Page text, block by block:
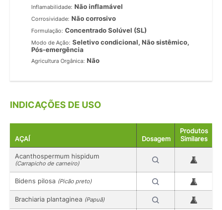
Inflamabilidade: Não inflamável
Corrosividade: Não corrosivo
Formulação: Concentrado Solúvel (SL)
Modo de Ação: Seletivo condicional, Não sistêmico,
Pós-emergência
Agricultura Orgânica: Não
INDICAÇÕES DE USO
AÇAÍ Dosagem
Produtos
Similares
Acanthospermum hispidum
(Carrapicho de carneiro)
Bidens pilosa (Picão preto)
Brachiaria plantaginea (Papuã)